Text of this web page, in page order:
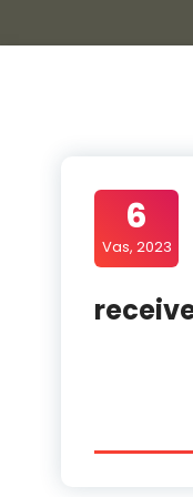
6
Vas, 2023